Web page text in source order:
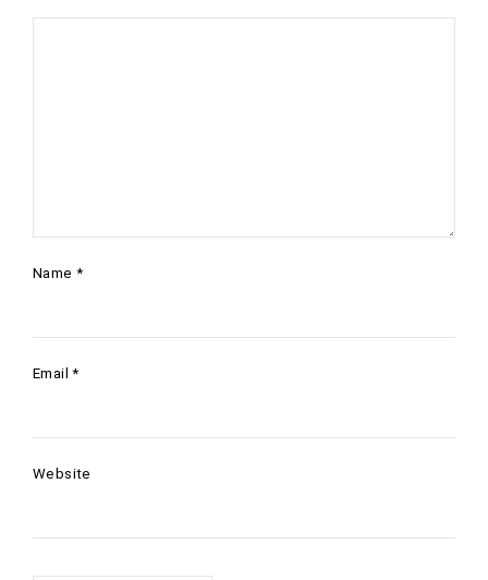
Name *
Email*
Website